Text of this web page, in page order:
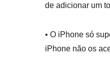
de adicionar um
• O iPhone só
iPhone não os